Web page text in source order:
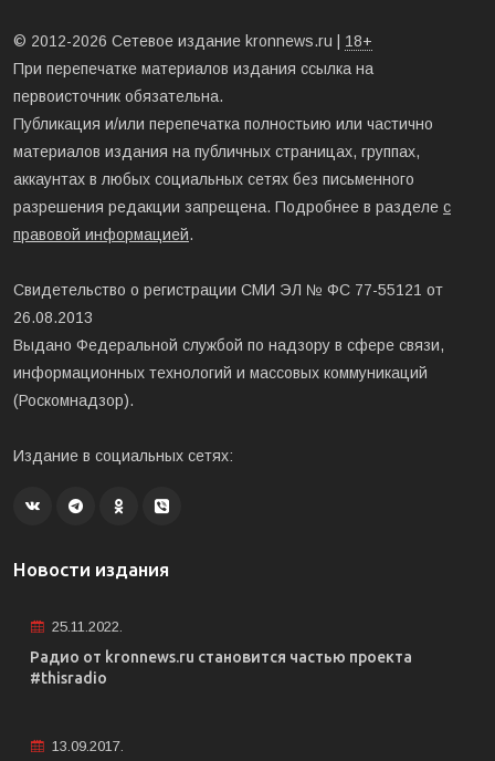
© 2012-2026 Сетевое издание kronnews.ru | 18+
При перепечатке материалов издания ссылка на
первоисточник обязательна.
Публикация и/или перепечатка полностьию или частично
материалов издания на публичных страницах, группах,
аккаунтах в любых социальных сетях без письменного
разрешения редакции запрещена. Подробнее в разделе с
правовой информацией.
Свидетельство о регистрации СМИ ЭЛ № ФС 77-55121 от
26.08.2013
Выдано Федеральной службой по надзору в сфере связи,
информационных технологий и массовых коммуникаций
(Роскомнадзор).
Издание в социальных сетях:
Новости издания
25.11.2022.
Радио от kronnews.ru становится частью проекта
#thisradio
13.09.2017.